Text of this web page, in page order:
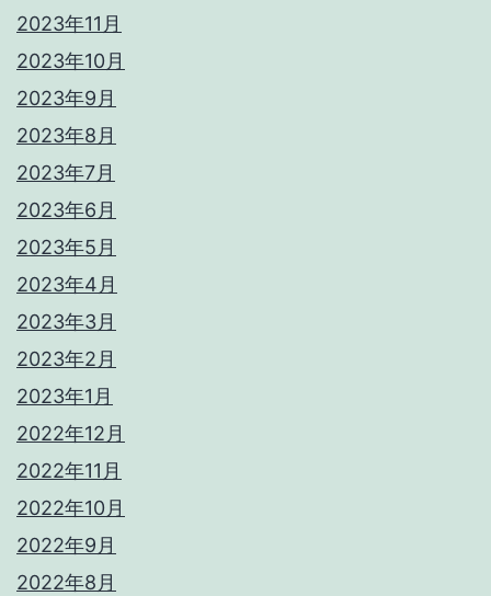
2023年11月
2023年10月
2023年9月
2023年8月
2023年7月
2023年6月
2023年5月
2023年4月
2023年3月
2023年2月
2023年1月
2022年12月
2022年11月
2022年10月
2022年9月
2022年8月